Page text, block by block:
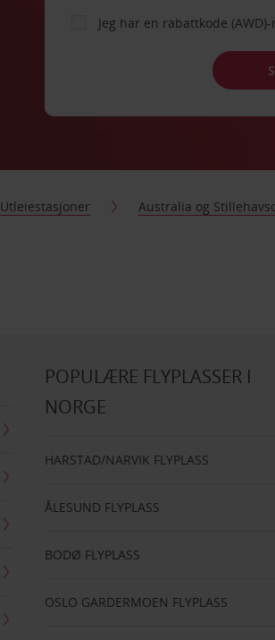
Jeg har en rabattkode
Utleiestasjoner Australia og
POPULÆRE FLYPLASSER I
NORGE
HARSTAD/NARVIK FLYPLASS
ÅLESUND FLYPLASS
BODØ FLYPLASS
OSLO GARDERMOEN FLYPLASS